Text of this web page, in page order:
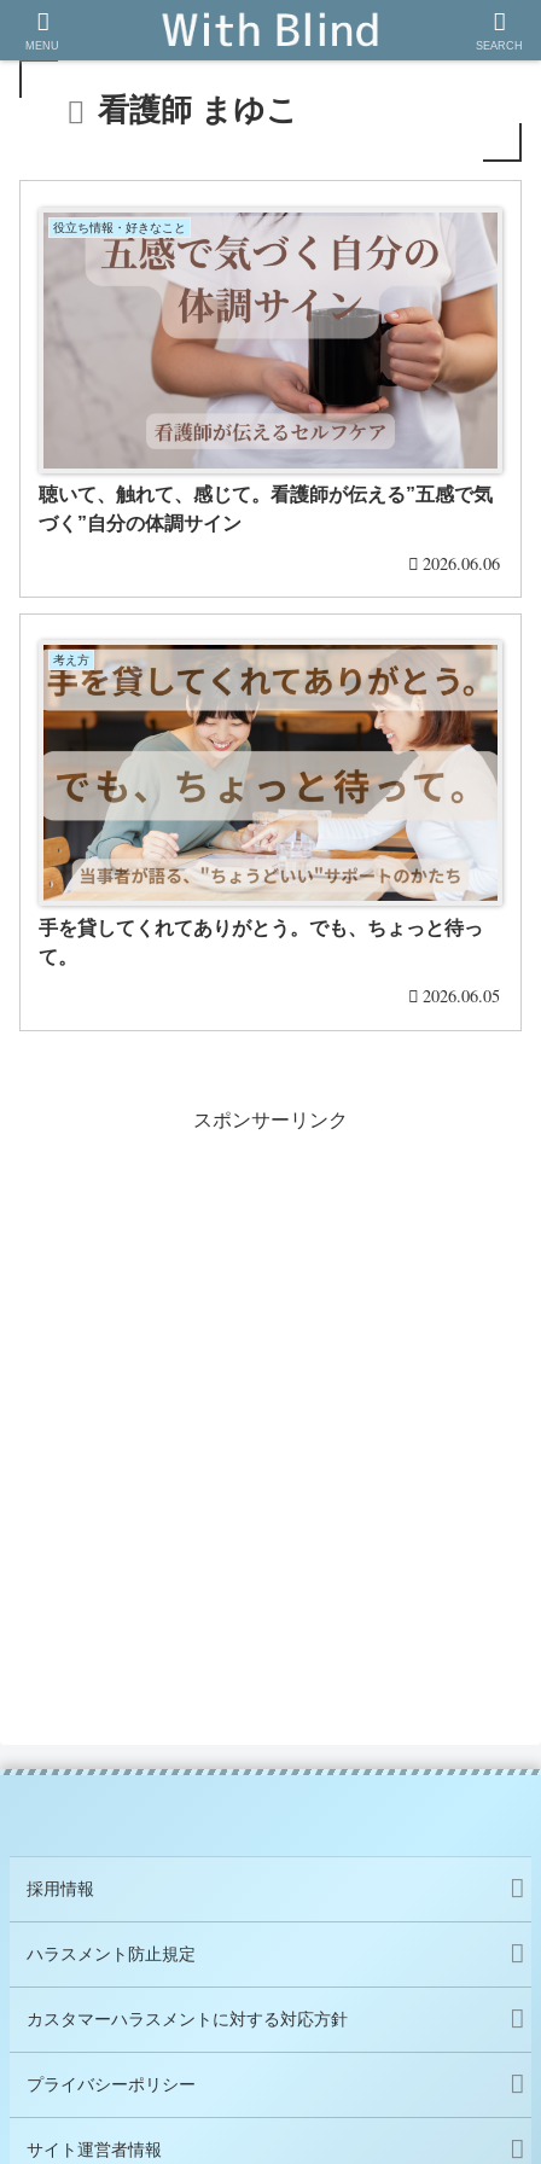
看護師 まゆこ
役立ち情報・好きなこと
聴いて、触れて、感じて。看護師が伝える”五感で気
づく”自分の体調サイン
2026.06.06
考え方
手を貸してくれてありがとう。でも、ちょっと待っ
て。
2026.06.05
スポンサーリンク
採用情報
ハラスメント防止規定
カスタマーハラスメントに対する対応方針
プライバシーポリシー
サイト運営者情報
MENU SEARCH